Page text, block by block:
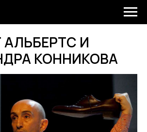
АЛЬБЕРТС И
КОННИКОВА